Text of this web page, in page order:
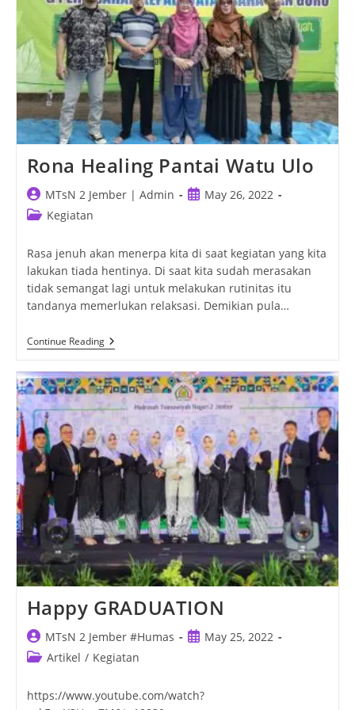
Rona Healing Pantai Watu Ulo
Post
author:
MTsN 2 Jember | Admin
PostMay 26, 2022
PostKegiatan
Rasa jenuh akan menerpa kita di saat kegiatan yang kita
lakukan tiada hentinya. Di saat kita sudah merasakan
tidak semangat lagi untuk melakukan rutinitas itu
tandanya memerlukan relaksasi. Demikian pula…
Continue ReadingRona
Healing
Watu
Ulo
Happy GRADUATION
Post
author:
MTsN 2 Jember #Humas
PostMay 25, 2022
PostArtikel / Kegiatan
https://www.youtube.com/watch?